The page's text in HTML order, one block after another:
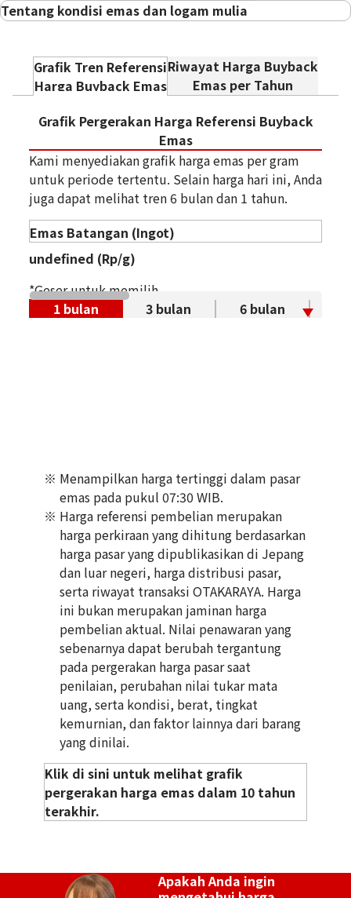
9K gold (K9) ring
Referensi Harga Buyback
Rp 4.517.890
18K gold (K18) twisted accessories
Referensi Harga Buyback
Rp 6.695.484
Tanggal Pembelian:
Desember 2025
K18 Ring
Bentuk
accessory
Kondisi
S
Detail
Sangat bersih
Toko
AEON Mall Ta
njung Barat
Tanggal Pembelian:
Desember 2025
K18 Ring
Bentuk
accessory
Kondisi
S
Tanggal Pembelian:
Desember 2025
Bentuk
accessory
Kondisi
S
Detail
Sangat bersih
AEON Mall Ta
njung Barat
Tanggal Pembelian:
Desember 2025
K18 Ring
Bentuk
accessory
Kondisi
S
Detail
Sangat bersih
Toko
AEON Mall Ta
njung Barat
Tanggal Pembelian:
Kondisi
S
Kondisi
S
Tentang kondisi emas dan logam mulia
kondisi sempurna.
S Sangat bersih
Kondisi sangat bersih tanpa lecet
Tanpa lecet atau noda yang terlihat
jelas.
B jarang
digunakan
Terlihat lecet dan kotoran akibat
pemakaian.
C Bekas
Rusak atau retak sehingga
mempengaruhi kegunaan.
Grafik Tren Referensi
Harga Buyback Emas
Riwayat Harga Buyback
Emas per Tahun
Grafik Pergerakan Harga Referensi Buyback
Emas
Kami menyediakan grafik harga emas per gram
untuk periode tertentu. Selain harga hari ini, Anda
juga dapat melihat tren 6 bulan dan 1 tahun.
undefined (Rp/g)
*Geser untuk memilih.
1 bulan
3 bulan 6 bulan
※ Menampilkan harga tertinggi dalam pasar
emas pada pukul 07:30 WIB.
※ Harga referensi pembelian merupakan
harga perkiraan yang dihitung berdasarkan
harga pasar yang dipublikasikan di Jepang
dan luar negeri, harga distribusi pasar,
serta riwayat transaksi OTAKARAYA. Harga
ini bukan merupakan jaminan harga
pembelian aktual. Nilai penawaran yang
sebenarnya dapat berubah tergantung
pada pergerakan harga pasar saat
penilaian, perubahan nilai tukar mata
uang, serta kondisi, berat, tingkat
kemurnian, dan faktor lainnya dari barang
yang dinilai.
Klik di sini untuk melihat grafik
pergerakan harga emas dalam 10 tahun
terakhir.
Apakah Anda ingin